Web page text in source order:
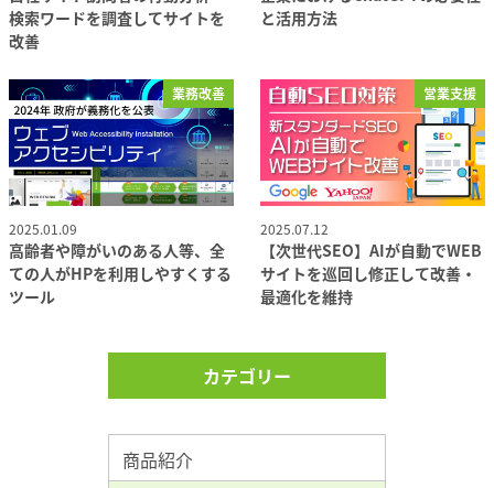
検索ワードを調査してサイトを
改善
と活用方法
業務改善
高齢者や障がいのある人等、全
ての人がHPを利用しやすくする
ツール
投稿日
2025.01.09
営業支援
【次世代SEO】AIが自動でWEB
サイトを巡回し修正して改善・
最適化を維持
投稿日
2025.07.12
カテゴリー
商品紹介